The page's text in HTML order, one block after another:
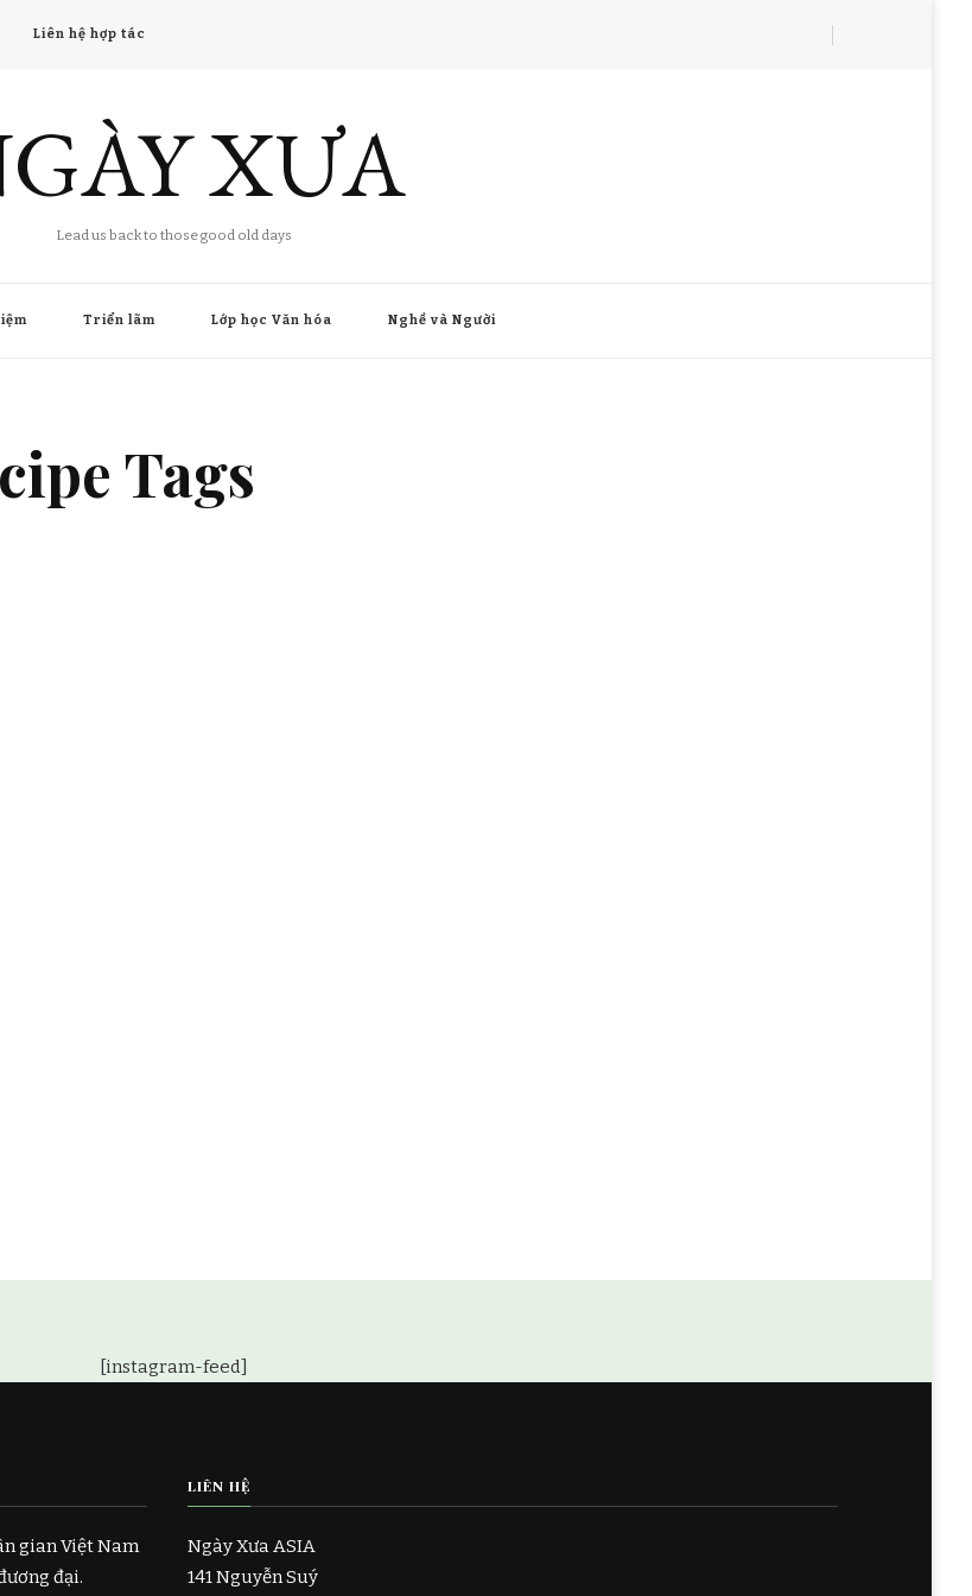
Liên hệ hợp tác
XƯA
Lead us back to those good old days
Triển lãm Lớp học Văn hóa Nghề và Người
Tags
[instagram-feed]
gian Việt Nam
đại.
LIÊN HỆ
Ngày Xưa ASIA
141 Nguyễn Suý